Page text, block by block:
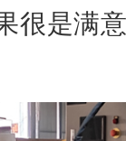
很是满